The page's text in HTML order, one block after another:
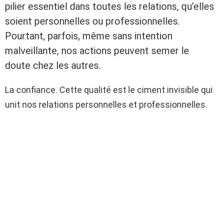
pilier essentiel dans toutes les relations, qu’elles
soient personnelles ou professionnelles.
Pourtant, parfois, même sans intention
malveillante, nos actions peuvent semer le
doute chez les autres.
La confiance. Cette qualité est le ciment invisible qui
unit nos relations personnelles et professionnelles.